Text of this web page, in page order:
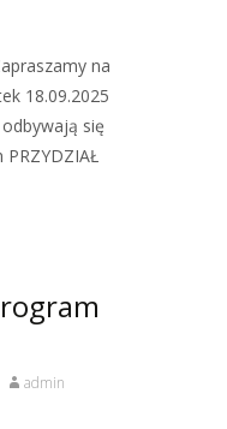
na
18.09.2025
się
admin